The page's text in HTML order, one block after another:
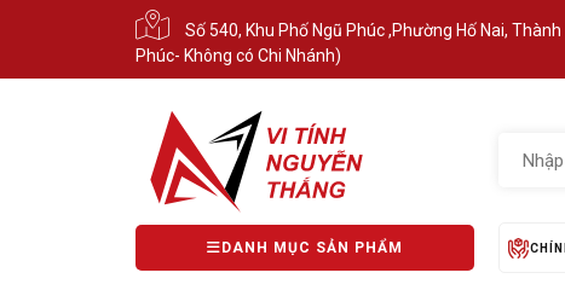
Số 540, Khu Phố Ngũ Phúc ,Phường Hố Nai,
Phúc- Không có Chi Nhánh)
DANH MỤC SẢN PHẨM